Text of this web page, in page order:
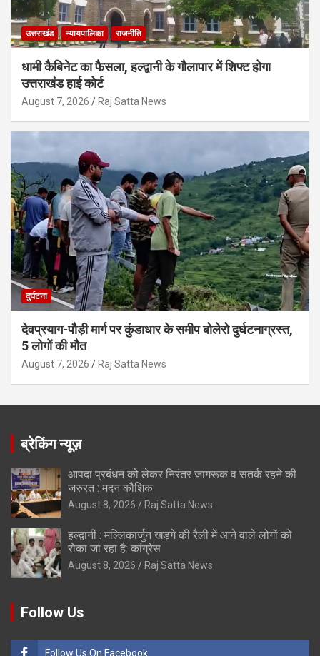
उत्तराखंड न्यायपालिका राजनीति
धामी कैबिनेट का फैसला, हल्द्वानी के गौलापार में शिफ्ट होगा
उत्तराखंड हाई कोर्ट
August 7, 2026 Raj Satta News
दुर्घटना
देवप्रयाग-पौड़ी मार्ग पर कुंडाधार के समीप बोलेरो दुर्घटनाग्रस्त,
5 लोगों की मौत
August 7, 2026 Raj Satta News
ब्रेकिंग न्यूज़
आपदा प्रबंधन को लेकर निरंतर जागरूक व सतर्क रहने की
जरुरत : मदन कौशिक
August 8, 2026 Raj Satta News
हल्द्वानी : मल्लिकार्जुन खड़गे की रैली में आने वाले लोगों को
रोका जा रहा है: कांग्रेस
August 8, 2026 Raj Satta News
Follow Us
Follow Us On Facebook